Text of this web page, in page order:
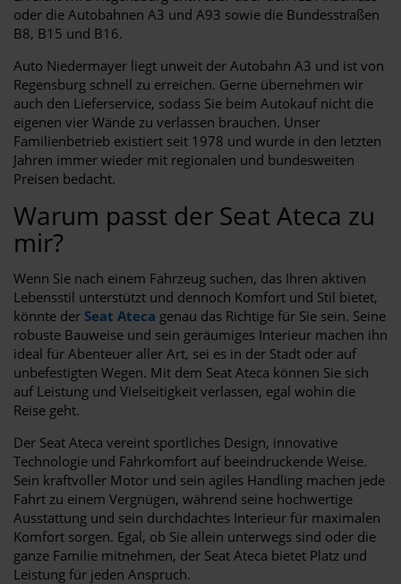
oder die Autobahnen A3 und A93 sowie die Bundesstraßen
B8, B15 und B16.
Auto Niedermayer liegt unweit der Autobahn A3 und ist von
Regensburg schnell zu erreichen. Gerne übernehmen wir
auch den Lieferservice, sodass Sie beim Autokauf nicht die
eigenen vier Wände zu verlassen brauchen. Unser
Familienbetrieb existiert seit 1978 und wurde in den letzten
Jahren immer wieder mit regionalen und bundesweiten
Preisen bedacht.
Warum passt der Seat Ateca zu
mir?
Wenn Sie nach einem Fahrzeug suchen, das Ihren aktiven
Lebensstil unterstützt und dennoch Komfort und Stil bietet,
könnte der Seat Ateca genau das Richtige für Sie sein. Seine
robuste Bauweise und sein geräumiges Interieur machen ihn
ideal für Abenteuer aller Art, sei es in der Stadt oder auf
unbefestigten Wegen. Mit dem Seat Ateca können Sie sich
auf Leistung und Vielseitigkeit verlassen, egal wohin die
Reise geht.
Der Seat Ateca vereint sportliches Design, innovative
Technologie und Fahrkomfort auf beeindruckende Weise.
Sein kraftvoller Motor und sein agiles Handling machen jede
Fahrt zu einem Vergnügen, während seine hochwertige
Ausstattung und sein durchdachtes Interieur für maximalen
Komfort sorgen. Egal, ob Sie allein unterwegs sind oder die
ganze Familie mitnehmen, der Seat Ateca bietet Platz und
Leistung für jeden Anspruch.